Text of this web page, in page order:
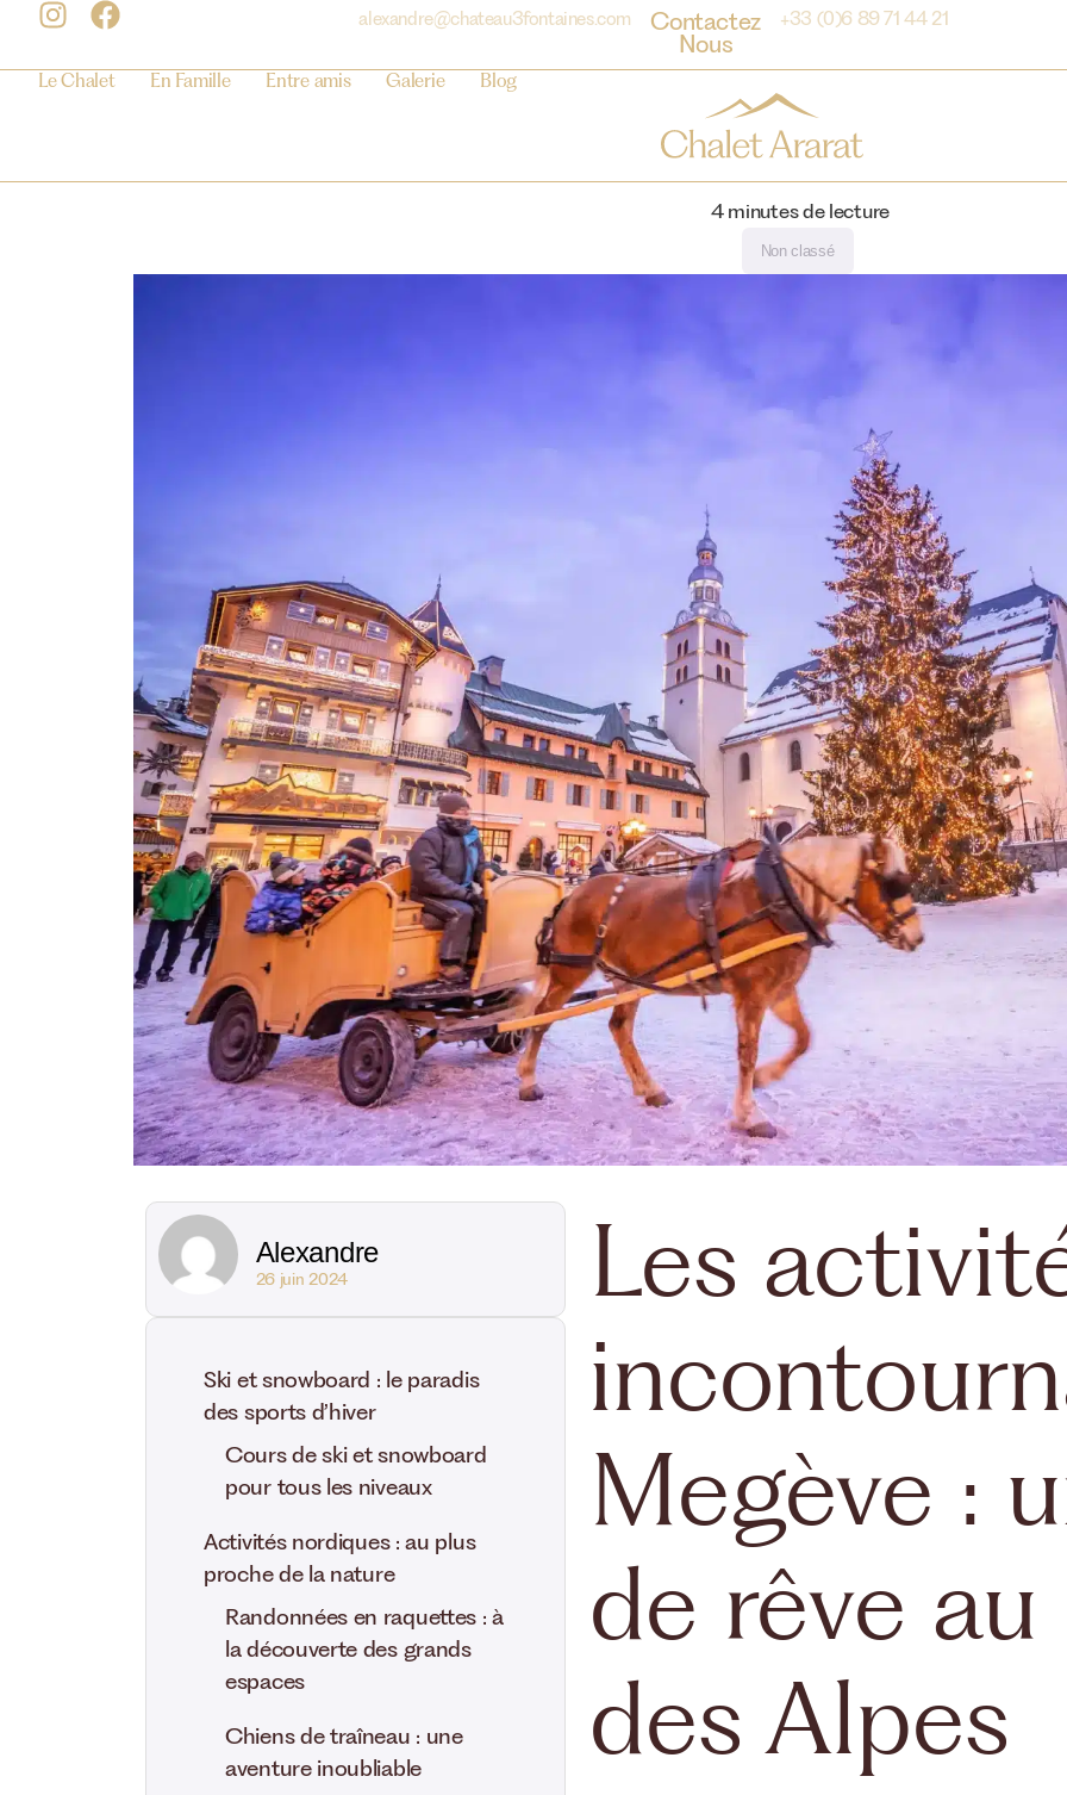
alexandre@chateau3fontaines.com Contactez
Nous
+33 (0)6 89 71 44 21
Le Chalet En Famille Entre amis Galerie Blog
4minutes de lecture
Non classé
Alexandre
26 juin 2024
Ski et snowboard : le paradis
des sports d’hiver
Cours de ski et snowboard
pour tous les niveaux
Activités nordiques : au plus
proche de la nature
Randonnées en raquettes : à
la découverte des grands
espaces
Chiens de traîneau : une
aventure inoubliable
Les
Megève :
de rêve
des Alpes